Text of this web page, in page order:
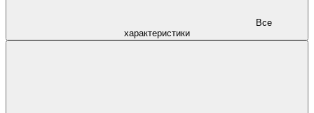
характеристики